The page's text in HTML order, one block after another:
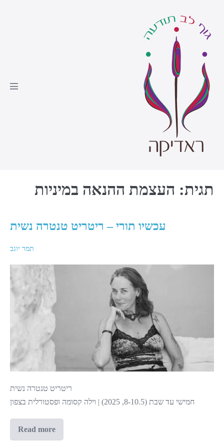
תגית: העצמת ההנאה במיניות
עכשיו תורי – ריטריט טנטרה נשית
תמר יוגב
נשית
ריטריט טנטרה נשית
חמישי עד שבת (8-10.5, 2025) | וילה קסומה ופסטורלית בצפון
Read more
עכשיו
תורי